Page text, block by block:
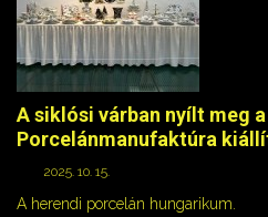
A siklósi várban nyílt meg
Porcelánmanufaktúra
2025. 10. 15.
A herendi porcelán hungarikum.